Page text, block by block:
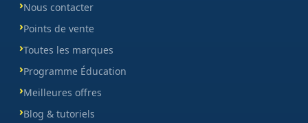
Nous contacter
Points de vente
Toutes les marques
Programme Éducation
Meilleures offres
Blog & tutoriels